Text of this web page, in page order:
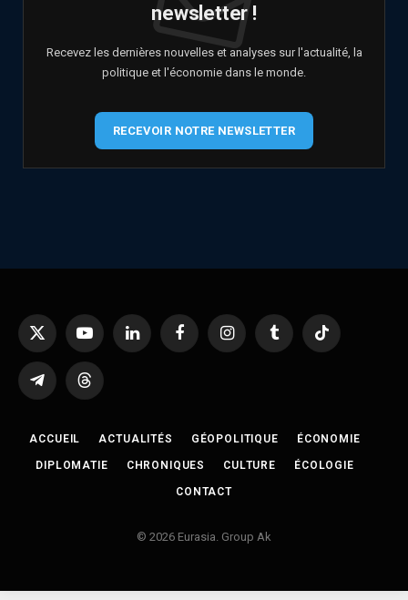
newsletter !
Recevez les dernières nouvelles et analyses sur l'actualité, la
politique et l'économie dans le monde.
RECEVOIR NOTRE NEWSLETTER
X
YouTubeLinkedIn FacebookInstagramTumblr TikTok
TelegramThreads
ACCUEIL ACTUALITÉS GÉOPOLITIQUE ÉCONOMIE
DIPLOMATIE CHRONIQUES CULTURE ÉCOLOGIE
CONTACT
© 2026 Eurasia. Group Ak